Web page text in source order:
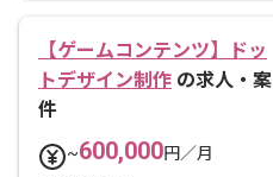
【ゲームコンテンツ】ドッ
トデザイン制作 の求人・案
件
~600,000円／月